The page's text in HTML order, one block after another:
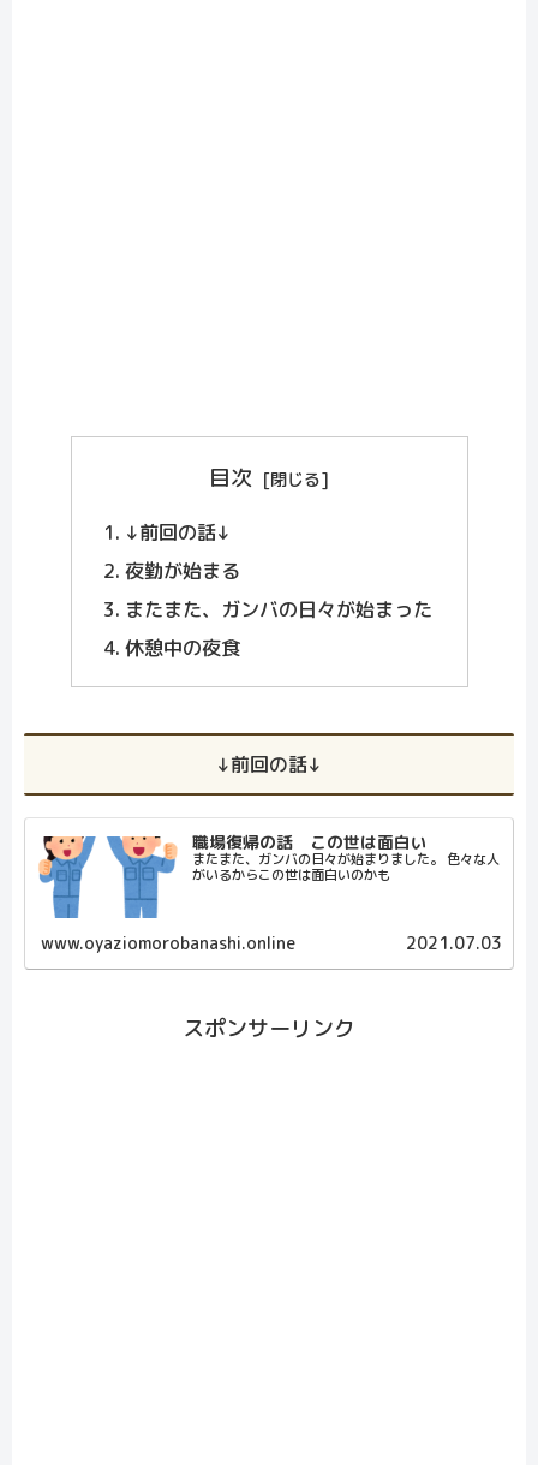
目次
↓前回の話↓
夜勤が始まる
またまた、ガンバの日々が始まった
休憩中の夜食
↓前回の話↓
職場復帰の話 この世は面白い
またまた、ガンバの日々が始まりました。 色々な人
がいるからこの世は面白いのかも
www.oyaziomorobanashi.online 2021.07.03
スポンサーリンク